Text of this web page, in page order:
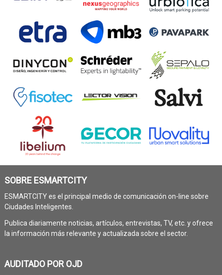
SOBRE ESMARTCITY
ESMARTCITY es el principal medio de comunicación on-line sobre
Ciudades Inteligentes.
Publica diariamente noticias, artículos, entrevistas, TV, etc. y ofrece
la información más relevante y actualizada sobre el sector.
AUDITADO POR OJD